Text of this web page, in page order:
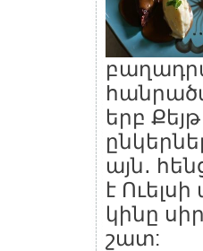
երբ
այն․
է
կինը
շատ: